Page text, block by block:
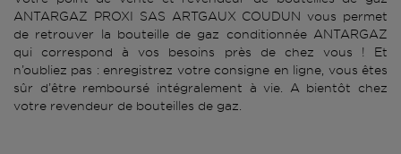
ANTARGAZ PROXI SAS ARTGAUX COUDUN vous permet
de retrouver la bouteille de gaz conditionnée ANTARGAZ
qui correspond à vos besoins près de chez vous ! Et
n’oubliez pas : enregistrez votre consigne en ligne, vous êtes
sûr d’être remboursé intégralement à vie. A bientôt chez
votre revendeur de bouteilles de gaz.